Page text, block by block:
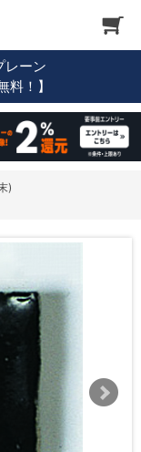
レーン
料！】
)